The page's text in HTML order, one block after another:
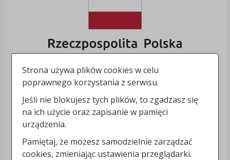
Strona używa plików cookies w celu
poprawnego korzystania z serwisu.
Jeśli nie blokujesz tych plików, to zgadzasz się
na ich użycie oraz zapisanie w pamięci
urządzenia.
Pamiętaj, że możesz samodzielnie zarządzać
cookies, zmieniając ustawienia przeglądarki.